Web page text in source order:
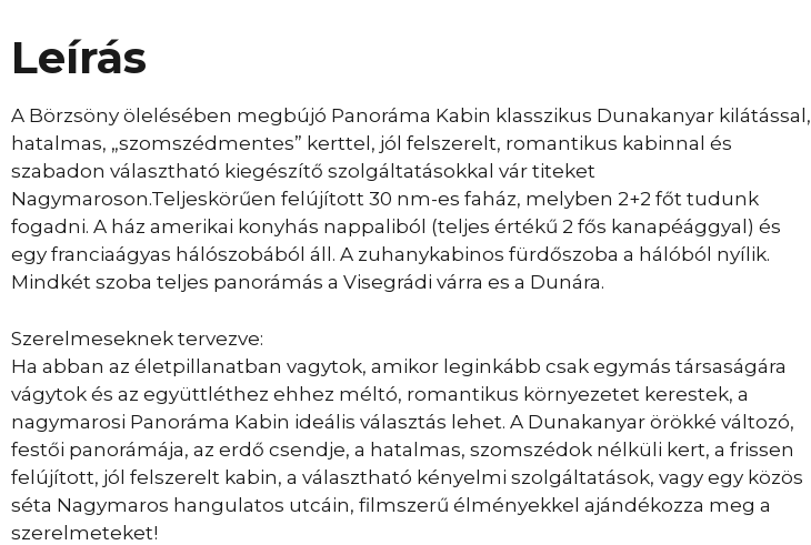
Leírás
A Börzsöny ölelésében megbújó Panoráma Kabin klasszikus Dunakanyar kilátással,
hatalmas, „szomszédmentes” kerttel, jól felszerelt, romantikus kabinnal és
szabadon választható kiegészítő szolgáltatásokkal vár titeket
Nagymaroson.Teljeskörűen felújított 30 nm-es faház, melyben 2+2 főt tudunk
fogadni. A ház amerikai konyhás nappaliból (teljes értékű 2 fős kanapéággyal) és
egy franciaágyas hálószobából áll. A zuhanykabinos fürdőszoba a hálóból nyílik.
Mindkét szoba teljes panorámás a Visegrádi várra es a Dunára.
Szerelmeseknek tervezve:
Ha abban az életpillanatban vagytok, amikor leginkább csak egymás társaságára
vágytok és az együttléthez ehhez méltó, romantikus környezetet kerestek, a
nagymarosi Panoráma Kabin ideális választás lehet. A Dunakanyar örökké változó,
festői panorámája, az erdő csendje, a hatalmas, szomszédok nélküli kert, a frissen
felújított, jól felszerelt kabin, a választható kényelmi szolgáltatások, vagy egy közös
séta Nagymaros hangulatos utcáin, filmszerű élményekkel ajándékozza meg a
szerelmeteket!